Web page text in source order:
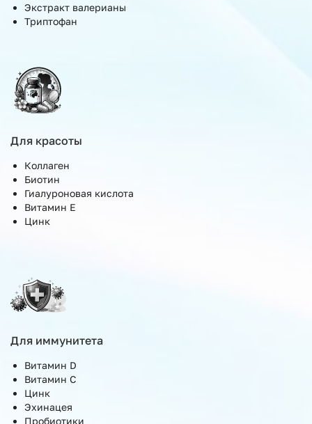
Экстракт валерианы
Триптофан
Для красоты
Коллаген
Биотин
Гиалуроновая кислота
Витамин E
Цинк
Для иммунитета
Витамин D
Витамин C
Цинк
Эхинацея
Пробиотики